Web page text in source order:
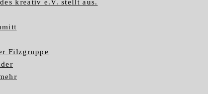
kreativ e.V. stellt aus.
Filzgruppe